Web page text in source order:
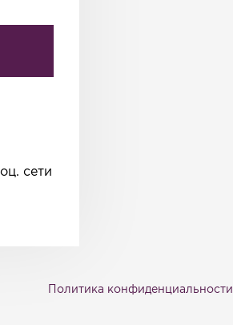
сети
Политика конфиденциальности